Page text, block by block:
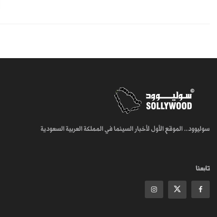
سوليوود.. الموقع الأول لأخبار السينما في المملكة العربية السعودية
تابعنا